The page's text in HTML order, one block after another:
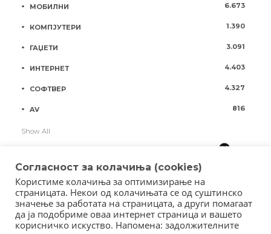
МОБИЛНИ 6.673
КОМПЈУТЕРИ 1.390
ГАЏЕТИ 3.091
ИНТЕРНЕТ 4.403
СОФТВЕР 4.327
AV 816
Show All
Согласност за колачиња (cookies)
Користиме колачиња за оптимизирање на
страницата. Некои од колачињата се од суштинско
значење за работата на страницата, а други помагаат
да ја подобриме оваа интернет страница и вашето
корисничко искуство. Напомена: задолжителните